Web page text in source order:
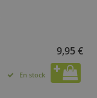
9,95 €
En stock